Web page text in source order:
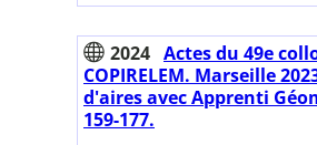
2024 Actes du 49e
COPIRELEM. Marseille
d'aires avec Apprenti
159-177.